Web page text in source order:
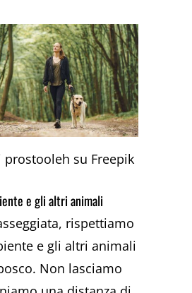
su Freepik
e gli altri animali
rispettiamo
e gli altri animali
Non lasciamo